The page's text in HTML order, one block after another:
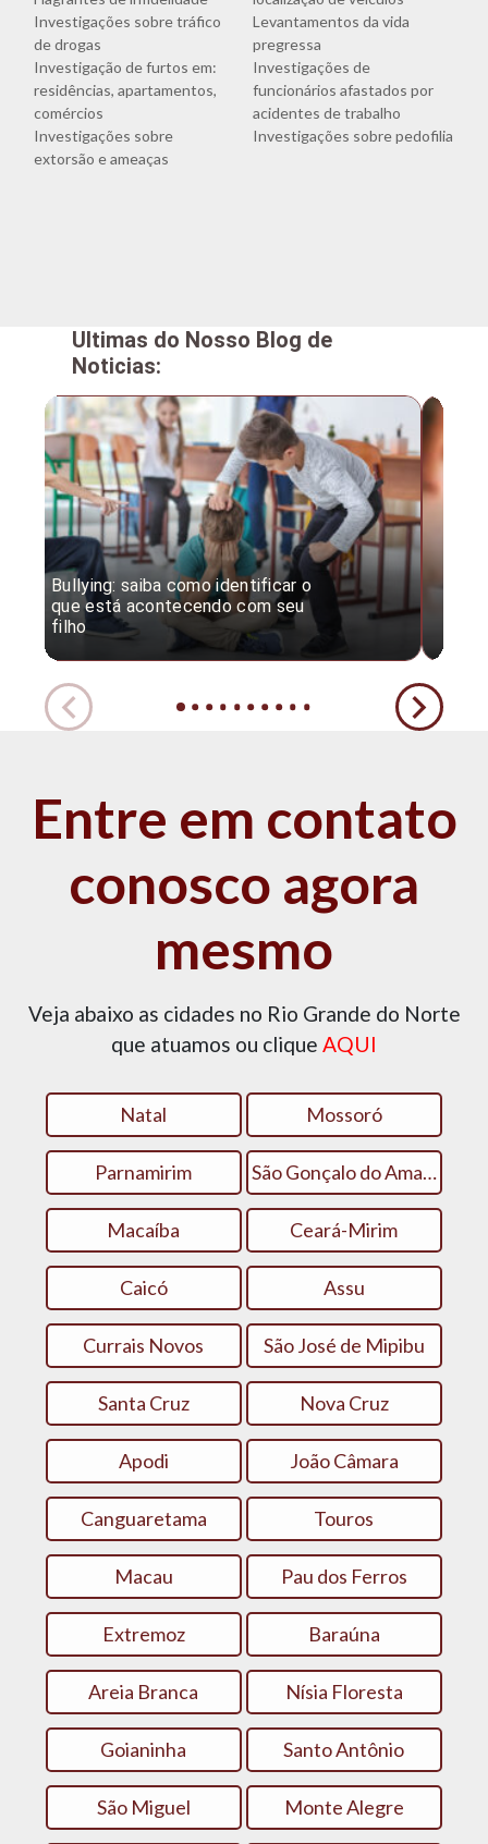
Investigações sobre tráfico
de drogas
Levantamentos da vida
pregressa
Investigação de furtos em:
residências, apartamentos,
comércios
Investigações de
funcionários afastados por
acidentes de trabalho
Investigações sobre
extorsão e ameaças
Investigações sobre pedofilia
Ultimas do Nosso Blog de
Noticias:
Bullying: saiba como identificar o
que está acontecendo com seu
filho
Entre em contato
conosco agora
mesmo
Veja abaixo as cidades no Rio Grande do Norte
que atuamos ou clique AQUI
Natal Mossoró
Parnamirim São Gonçalo do Amarante
Macaíba Ceará-Mirim
Caicó Assu
Currais Novos São José de Mipibu
Santa Cruz Nova Cruz
Apodi João Câmara
Canguaretama Touros
Macau Pau dos Ferros
Extremoz Baraúna
Areia Branca Nísia Floresta
Goianinha Santo Antônio
São Miguel Monte Alegre